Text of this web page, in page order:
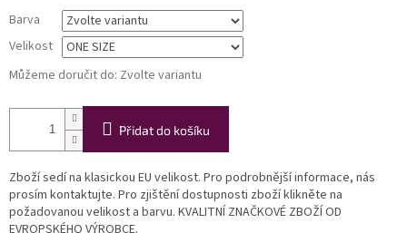
Barva
Velikost
Můžeme doručit do: Zvolte variantu
Přidat do košíku
Zboží sedí na klasickou EU velikost. Pro podrobnější informace, nás
prosím kontaktujte. Pro zjištění dostupnosti zboží klikněte na
požadovanou velikost a barvu. KVALITNÍ ZNAČKOVÉ ZBOŽÍ OD